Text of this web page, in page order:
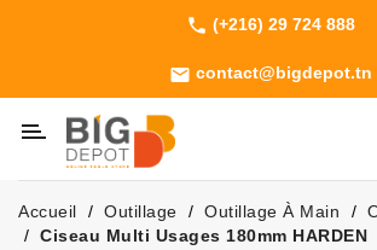
phone (+216) 29 724 888
email contact@bigdepot.tn
Machines
Outillage
Jardinage
Consommables
Accueil Outillage Outillage À Main
Ciseau Multi Usages 180mm HARDEN